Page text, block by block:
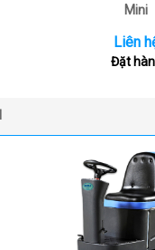
Mini
Liên
Đặt